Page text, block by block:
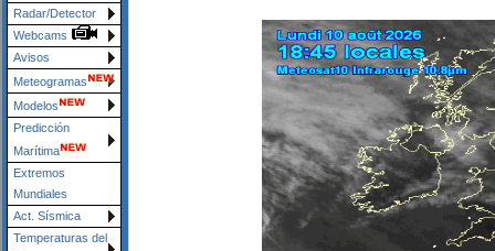
Radar/Detector
Webcams
Avisos
Meteogramas
Modelos
Predicción
Marítima
Extremos
Mundiales
Act. Sísmica
Temperaturas del